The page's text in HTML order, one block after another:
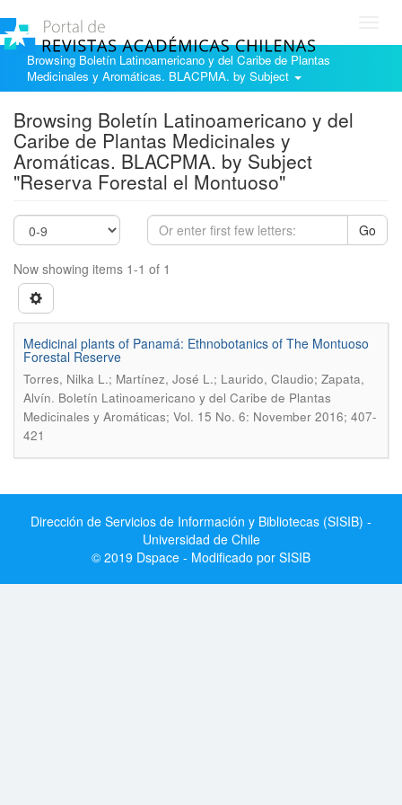
Browsing Boletín Latinoamericano y del Caribe de Plantas
Medicinales y Aromáticas. BLACPMA. by Subject
Browsing Boletín Latinoamericano y del
Caribe de Plantas Medicinales y
Aromáticas. BLACPMA. by Subject
"Reserva Forestal el Montuoso"
Go
Now showing items 1-1 of 1
Medicinal plants of Panamá: Ethnobotanics of The Montuoso
Forestal Reserve
Torres, Nilka L.; Martínez, José L.; Laurido, Claudio; Zapata,
Alvín. Boletín Latinoamericano y del Caribe de Plantas
Medicinales y Aromáticas; Vol. 15 No. 6: November 2016; 407-
421
Dirección de Servicios de Información y Bibliotecas (SISIB) -
Universidad de Chile
© 2019 Dspace - Modificado por SISIB